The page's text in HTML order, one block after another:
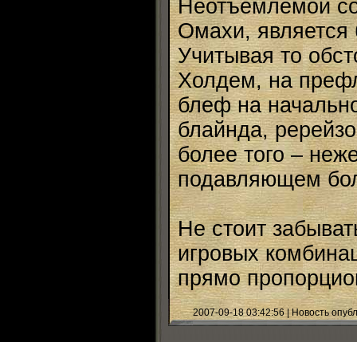
Неотъемлемой
Омахи,
Учитывая то
Холдем, на
блеф на
блайнда,
более того –
подавляющем
Не стоит
игровых
прямо
2007-09-18 03:42:56 | Новость